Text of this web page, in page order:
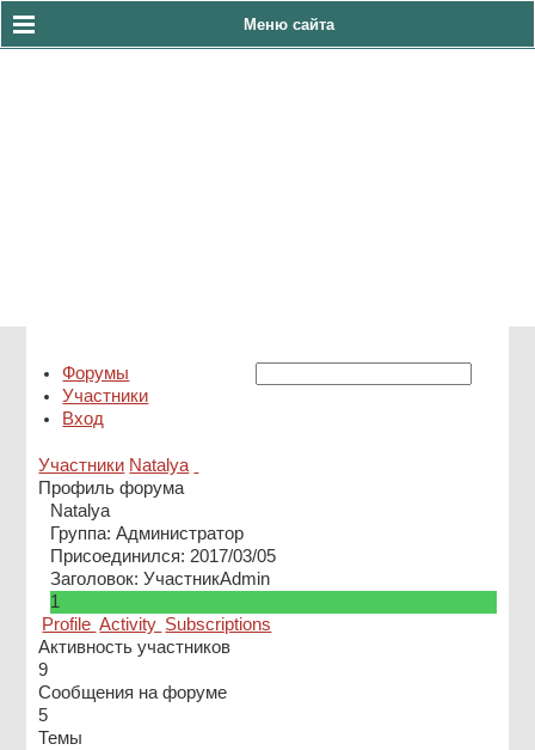
Меню сайта
Форумы
Участники
Вход
Участники Natalya
Профиль форума
Natalya
Группа: Администратор
Присоединился: 2017/03/05
Заголовок: УчастникAdmin
1
Profile Activity Subscriptions
Активность участников
9
Сообщения на форуме
5
Темы